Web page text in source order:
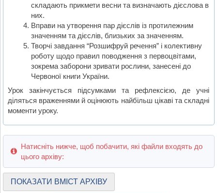
складають прикмети весни та визначають дієслова в
них.
Вправи на утворення пар дієслів із протилежним
значенням та дієслів, близьких за значенням.
Творчі завдання “Розшифруй речення” і колективну
роботу щодо правил поводження з первоцвітами,
зокрема заборони зривати рослини, занесені до
Червоної книги України.
Урок закінчується підсумками та рефлексією, де учні
діляться враженнями й оцінюють найбільш цікаві та складні
моменти уроку.
Натисніть нижче, щоб побачити, які файли входять до
цього архіву:
ПОКАЗАТИ ВМІСТ АРХІВУ